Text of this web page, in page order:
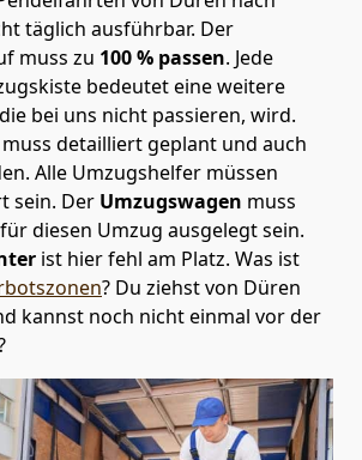
täglich ausführbar. Der
muss zu 100 % passen. Jede
bedeutet eine weitere
bei uns nicht passieren, wird.
detailliert geplant und auch
Alle Umzugshelfer müssen
sein. Der Umzugswagen muss
diesen Umzug ausgelegt sein.
ist hier fehl am Platz. Was ist
? Du ziehst von Düren
kannst noch nicht einmal vor der